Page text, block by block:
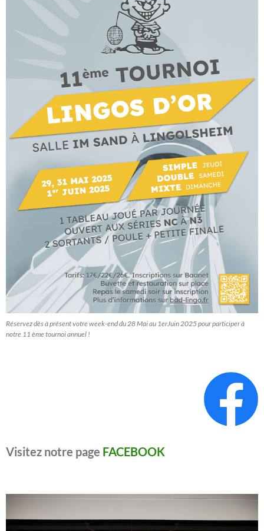
Réservez dès à présent votre week-end du 28 Mai au 1erJuin 2025 pour participer à
notre 11 ème tournoi annuel !
Visitez notre page FACEBOOK